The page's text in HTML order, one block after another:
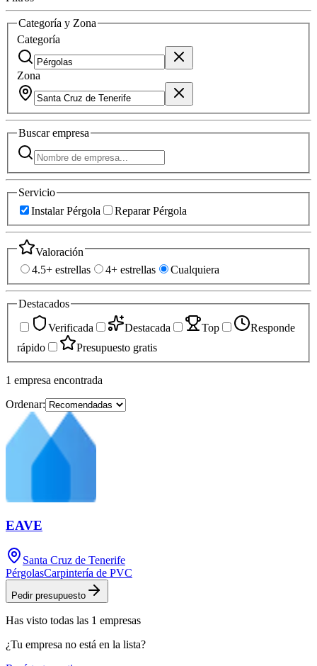
Categoría y Zona
Categoría
Zona
Buscarempresa
Servicio
Instalar Pérgola
Reparar Pérgola
Valoración
4.5+ estrellas
4+ estrellas Cualquiera
Destacados
Verificada
Destacada Top
Responde
rápido
Presupuesto gratis
1 empresa encontrada
Ordenar:
EAVE
Santa Cruz de Tenerife
PérgolasCarpintería de PVC
Pedir presupuesto
Has visto todas las 1 empresas
¿Tu empresa no está en la lista?